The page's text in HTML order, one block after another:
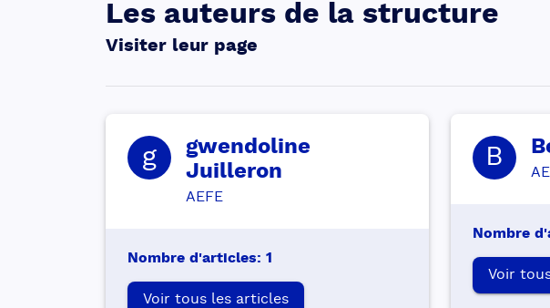
Les auteurs de la structure
Visiter leur page
g
gwendoline
Juilleron
AEFE
Nombre d'articles: 1
Voir tous les articles
B
Nombre
Voir